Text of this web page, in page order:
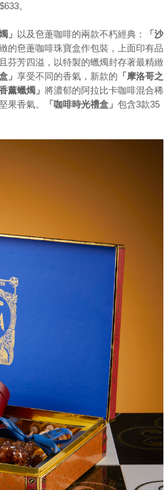
。
」 以及夿萐咖啡的兩款不朽經典：
「沙
的夿萐咖啡珠寶盒作包裝，上面印有品
芬芳四溢，以特製的蠟燭封存著最精緻
」 享受不同的香氣，新款的 「摩洛哥之
薰蠟燭」 將濃郁的阿拉比卡咖啡混合稀
果香氣。 「咖啡時光禮盒」 包含3款35